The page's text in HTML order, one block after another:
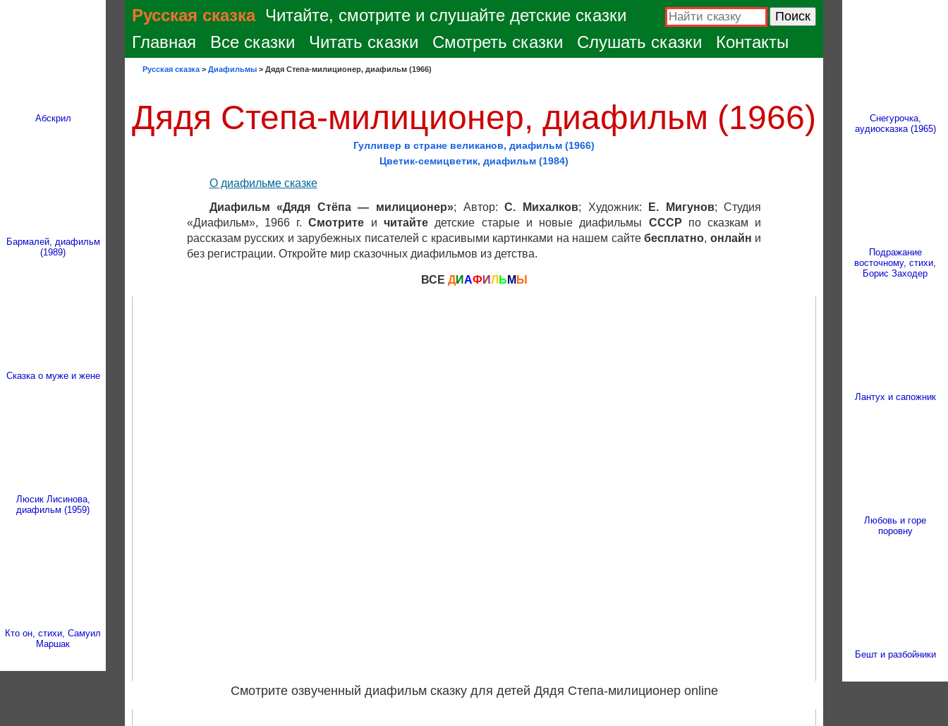
Абскрил
Бармалей, диафильм
(1989)
Сказка о муже и жене
Люсик Лисинова,
диафильм (1959)
Кто он, стихи, Самуил
Маршак
Снегурочка,
аудиосказка (1965)
Подражание
восточному, стихи,
Борис Заходер
Лантух и сапожник
Любовь и горе
поровну
Бешт и разбойники
Русская сказка Читайте, смотрите и слушайте детские сказки
Главная
Все сказки Читать сказки Смотреть сказки Слушать сказки Контакты
Русская сказка > Диафильмы > Дядя Степа-милиционер, диафильм (1966)
Дядя Степа-милиционер, диафильм (1966)
Гулливер в стране великанов, диафильм (1966)
Цветик-семицветик, диафильм (1984)
О диафильме сказке
Диафильм «Дядя Стёпа — милиционер»; Автор:С. Михалков; Художник: Е. Мигунов; Студия
«Диафильм», 1966 г.Смотрите и читайтедетские старые и новые диафильмы СССР по сказкам и
рассказам русских и зарубежных писателей с красивыми картинками на нашем сайтебесплатно, онлайн и
без регистрации. Откройте мир сказочных диафильмов из детства.
ВСЕ ДИАФ ИЛ Ь М Ы
Смотрите озвученный диафильм сказку для детей Дядя Степа-милиционер online